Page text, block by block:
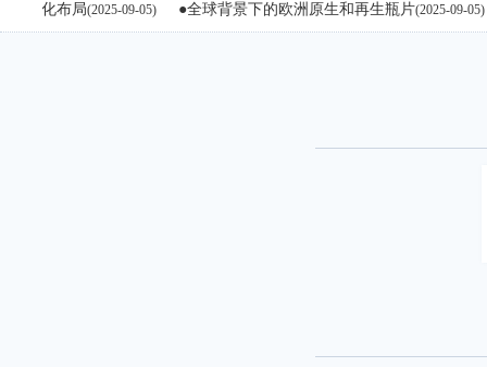
(2025-09-05) ●全球背景下的欧洲原生和再生瓶片(2025-09-05) ●聚